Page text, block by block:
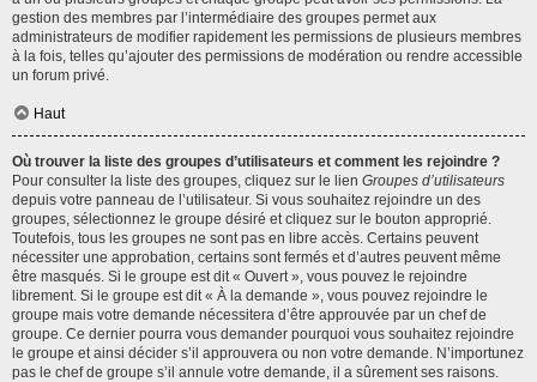
gestion des membres par l’intermédiaire des groupes permet aux
administrateurs de modifier rapidement les permissions de plusieurs membres
à la fois, telles qu’ajouter des permissions de modération ou rendre accessible
un forum privé.
Haut
Où trouver la liste des groupes d’utilisateurs et comment les rejoindre ?
Pour consulter la liste des groupes, cliquez sur le lien Groupes d’utilisateurs
depuis votre panneau de l’utilisateur. Si vous souhaitez rejoindre un des
groupes, sélectionnez le groupe désiré et cliquez sur le bouton approprié.
Toutefois, tous les groupes ne sont pas en libre accès. Certains peuvent
nécessiter une approbation, certains sont fermés et d’autres peuvent même
être masqués. Si le groupe est dit « Ouvert », vous pouvez le rejoindre
librement. Si le groupe est dit « À la demande », vous pouvez rejoindre le
groupe mais votre demande nécessitera d’être approuvée par un chef de
groupe. Ce dernier pourra vous demander pourquoi vous souhaitez rejoindre
le groupe et ainsi décider s’il approuvera ou non votre demande. N’importunez
pas le chef de groupe s’il annule votre demande, il a sûrement ses raisons.